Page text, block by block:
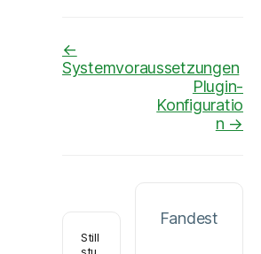
Navigation
←
Systemvoraussetzungen
Plugin-
Konfiguratio
n →
Still
stu
Fandest